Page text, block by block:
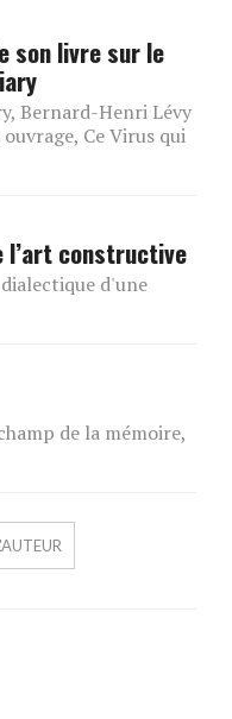
son livre sur le
Bernard-Henri Lévy
Ce Virus qui
l’art constructive
d'une
de la mémoire,